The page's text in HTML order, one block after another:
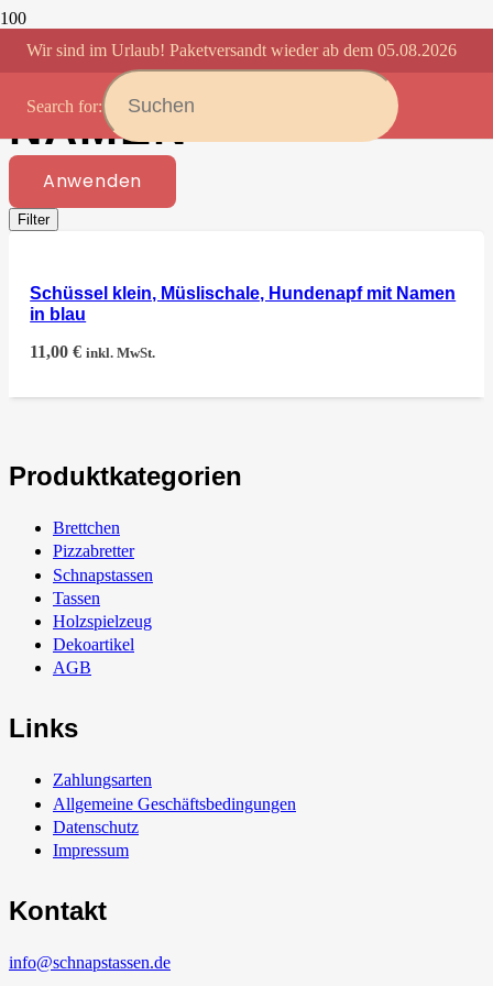
Wir sind im Urlaub! Paketversandt wieder ab dem 05.08.2026
Search for:
MÜSLISCHALE MIT
NAMEN
Anwenden
Filter
Schüssel klein, Müslischale, Hundenapf mit Namen
in blau
11,00€ inkl. MwSt.
Produktkategorien
Brettchen
Pizzabretter
Schnapstassen
Tassen
Holzspielzeug
Dekoartikel
AGB
Links
Zahlungsarten
Allgemeine Geschäftsbedingungen
Datenschutz
Impressum
Kontakt
info@schnapstassen.de